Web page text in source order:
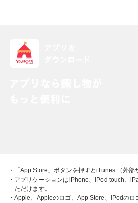
・「App Store」ボタンを押すとiTunes （外部
・アプリケーションはiPhone、iPod touch、
ただけます。
・Apple、Appleのロゴ、App Store、iPodの